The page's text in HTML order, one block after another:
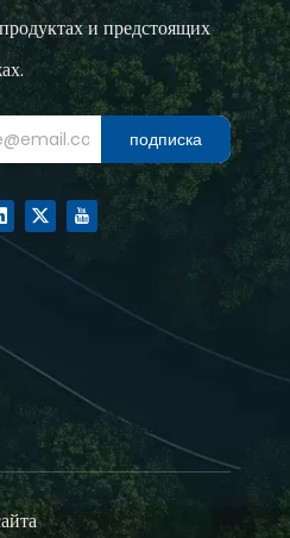
и предстоящих
подписка